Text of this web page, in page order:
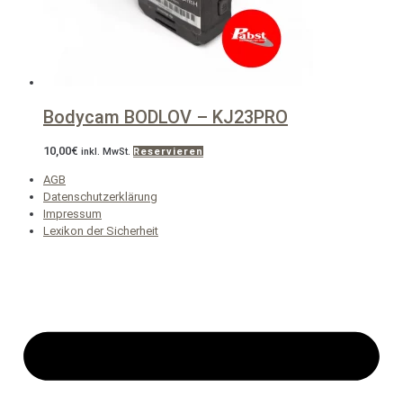
Bodycam BODLOV – KJ23PRO
10,00€ inkl. MwSt. Reservieren
AGB
Datenschutzerklärung
Impressum
Lexikon der Sicherheit